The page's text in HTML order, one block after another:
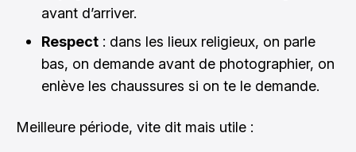
avant d’arriver.
Respect : dans les lieux religieux, on parle
bas, on demande avant de photographier, on
enlève les chaussures si on te le demande.
Meilleure période, vite dit mais utile :